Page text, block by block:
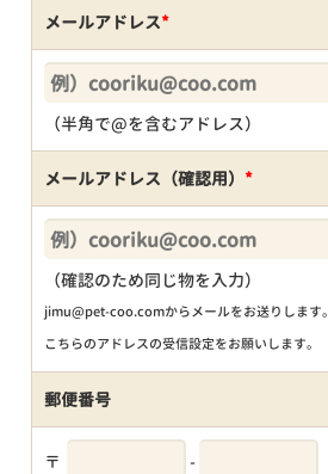
メールアドレス*
（半角で@を含むアドレス）
メールアドレス（確認用） *
（確認のため同じ物を入力）
jimu@pet-coo.comからメールをお送りします。
こちらのアドレスの受信設定をお願いします。
郵便番号
〒 -